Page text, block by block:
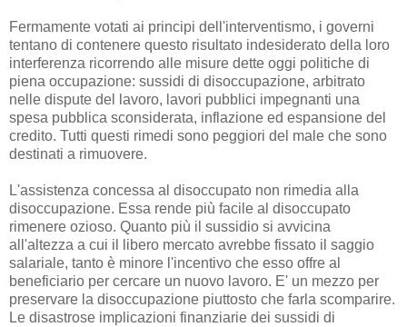
Fermamente votati ai principi dell'interventismo, i governi
tentano di contenere questo risultato indesiderato della loro
interferenza ricorrendo alle misure dette oggi politiche di
piena occupazione: sussidi di disoccupazione, arbitrato
nelle dispute del lavoro, lavori pubblici impegnanti una
spesa pubblica sconsiderata, inflazione ed espansione del
credito. Tutti questi rimedi sono peggiori del male che sono
destinati a rimuovere.
L'assistenza concessa al disoccupato non rimedia alla
disoccupazione. Essa rende più facile al disoccupato
rimenere ozioso. Quanto più il sussidio si avvicina
all'altezza a cui il libero mercato avrebbe fissato il saggio
salariale, tanto è minore l'incentivo che esso offre al
beneficiario per cercare un nuovo lavoro. E' un mezzo per
preservare la disoccupazione piuttosto che farla scomparire.
Le disastrose implicazioni finanziarie dei sussidi di